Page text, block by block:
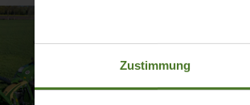
Zustimmung